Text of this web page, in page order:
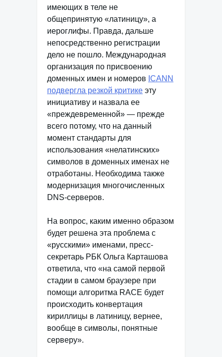
имеющих в теле не
общепринятую «латиницу», а
иероглифы. Правда, дальше
непосредственно регистрации
дело не пошло. Международная
организация по присвоению
доменных имен и номеров ICANN
подвергла резкой критике эту
инициативу и назвала ее
«преждевременной» — прежде
всего потому, что на данный
момент стандарты для
использования «нелатинских»
символов в доменных именах не
отработаны. Необходима также
модернизация многочисленных
DNS-серверов.
На вопрос, каким именно образом
будет решена эта проблема с
«русскими» именами, пресс-
секретарь РБК Ольга Карташова
ответила, что «на самой первой
стадии в самом браузере при
помощи алгоритма RACE будет
происходить конвертация
кириллицы в латиницу, вернее,
вообще в символы, понятные
серверу».